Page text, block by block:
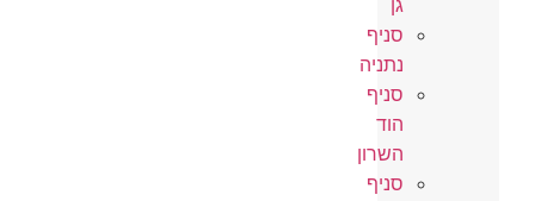
סניף
נתניה
סניף
השרון
סניף